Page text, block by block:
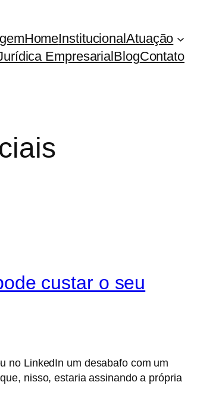
HomeInstitucionalAtuação
EmpresarialBlogContato
custar o seu
no LinkedIn um desabafo com um
nisso, estaria assinando a própria